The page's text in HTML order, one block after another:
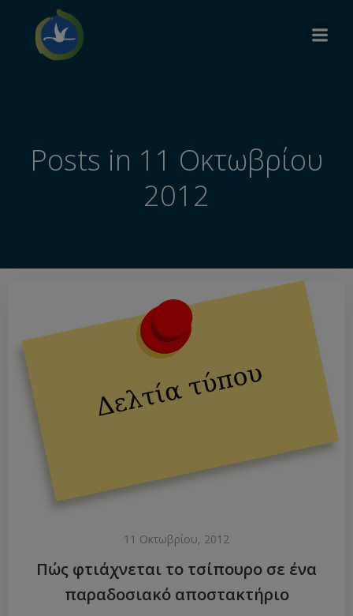
Posts in 11 Οκτωβρίου
2012
11 Οκτωβρίου, 2012
Πώς φτιάχνεται το τσίπουρο σε ένα
παραδοσιακό αποστακτήριο